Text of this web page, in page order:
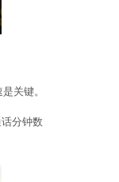
关键。
分钟数